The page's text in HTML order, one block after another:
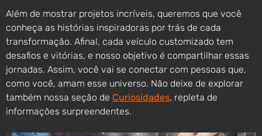
Além de mostrar projetos incríveis, queremos que você
conheça as histórias inspiradoras por trás de cada
transformação. Afinal, cada veículo customizado tem
desafios e vitórias, e nosso objetivo é compartilhar essas
jornadas. Assim, você vai se conectar com pessoas que,
como você, amam esse universo. Não deixe de explorar
também nossa seção de Curiosidades, repleta de
informações surpreendentes.